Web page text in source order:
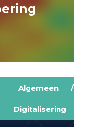
Algemeen
Digitalisering